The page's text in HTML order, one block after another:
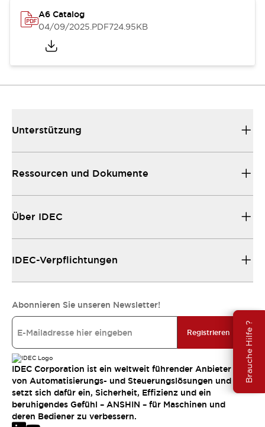
Brauche Hilfe ?
A6 Catalog
04/09/2025.PDF724.95KB
Unterstützung
Ressourcen und Dokumente
Über IDEC
IDEC-Verpflichtungen
Abonnieren Sie unseren Newsletter!
Registrieren
IDEC Corporation ist ein weltweit führender Anbieter
von Automatisierungs- und Steuerungslösungen und
setzt sich dafür ein, Sicherheit, Effizienz und ein
beruhigendes Gefühl – ANSHIN – für Maschinen und
deren Bediener zu verbessern.